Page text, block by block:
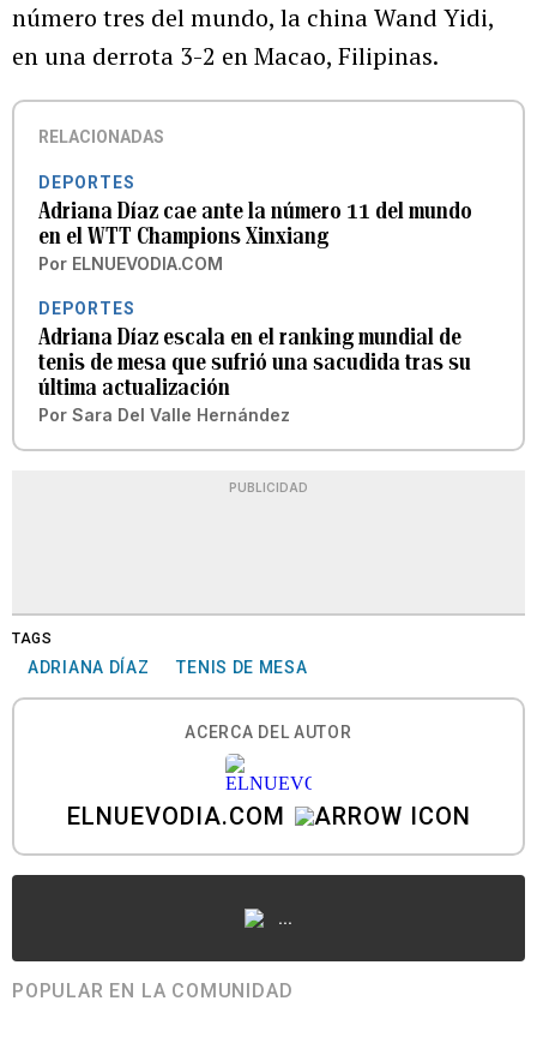
número tres del mundo, la china Wand Yidi,
en una derrota 3-2 en Macao, Filipinas.
RELACIONADAS
DEPORTES
Adriana Díaz cae ante la número 11 del mundo
en el WTT Champions Xinxiang
Por ELNUEVODIA.COM
DEPORTES
Adriana Díaz escala en el ranking mundial de
tenis de mesa que sufrió una sacudida tras su
última actualización
Por Sara Del Valle Hernández
PUBLICIDAD
TAGS
ADRIANA DÍAZ TENIS DE MESA
ACERCA DEL AUTOR
ELNUEVODIA.COM
...
POPULAR EN LA COMUNIDAD